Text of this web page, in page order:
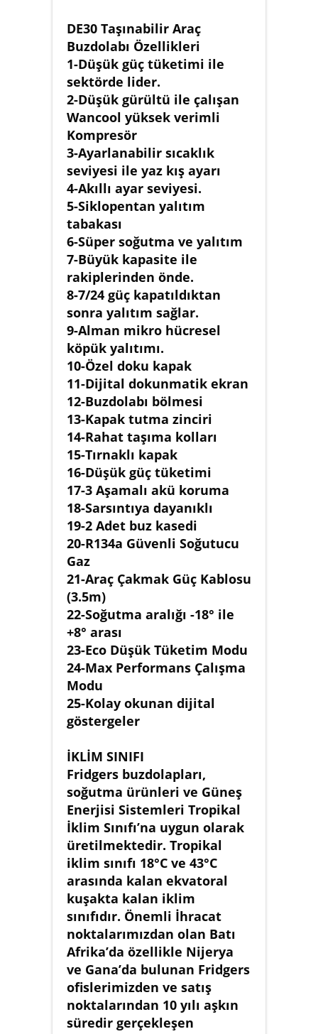
DE30 Taşınabilir Araç
Buzdolabı Özellikleri
1-Düşük güç tüketimi ile
sektörde lider.
2-Düşük gürültü ile çalışan
Wancool yüksek verimli
Kompresör
3-Ayarlanabilir sıcaklık
seviyesi ile yaz kış ayarı
4-Akıllı ayar seviyesi.
5-Siklopentan yalıtım
tabakası
6-Süper soğutma ve yalıtım
7-Büyük kapasite ile
rakiplerinden önde.
8-7/24 güç kapatıldıktan
sonra yalıtım sağlar.
9-Alman mikro hücresel
köpük yalıtımı.
10-Özel doku kapak
11-Dijital dokunmatik ekran
12-Buzdolabı bölmesi
13-Kapak tutma zinciri
14-Rahat taşıma kolları
15-Tırnaklı kapak
16-Düşük güç tüketimi
17-3 Aşamalı akü koruma
18-Sarsıntıya dayanıklı
19-2 Adet buz kasedi
20-R134a Güvenli Soğutucu
Gaz
21-Araç Çakmak Güç Kablosu
(3.5m)
22-Soğutma aralığı -18° ile
+8° arası
23-Eco Düşük Tüketim Modu
24-Max Performans Çalışma
Modu
25-Kolay okunan dijital
göstergeler
İKLİM SINIFI
Fridgers buzdolapları,
soğutma ürünleri ve Güneş
Enerjisi Sistemleri Tropikal
İklim Sınıfı’na uygun olarak
üretilmektedir. Tropikal
iklim sınıfı 18°C ve 43°C
arasında kalan ekvatoral
kuşakta kalan iklim
sınıfıdır. Önemli İhracat
noktalarımızdan olan Batı
Afrika’da özellikle Nijerya
ve Gana’da bulunan Fridgers
ofislerimizden ve satış
noktalarından 10 yılı aşkın
süredir gerçekleşen